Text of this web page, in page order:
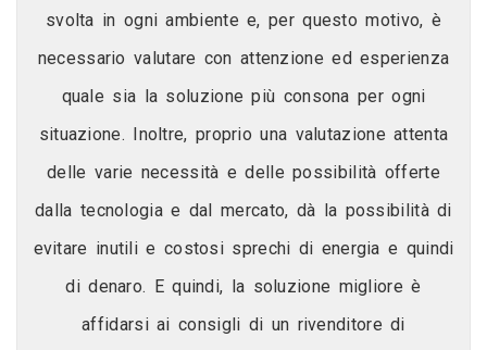
svolta in ogni ambiente e, per questo motivo, è
necessario valutare con attenzione ed esperienza
quale sia la soluzione più consona per ogni
situazione. Inoltre, proprio una valutazione attenta
delle varie necessità e delle possibilità offerte
dalla tecnologia e dal mercato, dà la possibilità di
evitare inutili e costosi sprechi di energia e quindi
di denaro. E quindi, la soluzione migliore è
affidarsi ai consigli di un rivenditore di